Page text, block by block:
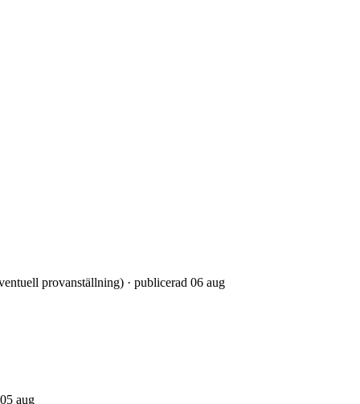
provanställning) · publicerad 06 aug
aug